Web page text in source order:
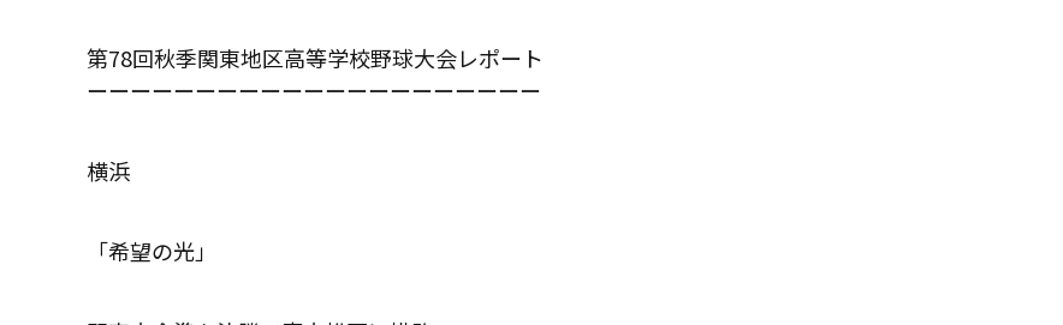
第78回秋季関東地区高等学校野球大会レポート
ーーーーーーーーーーーーーーーーーーーーー
横浜
「希望の光」